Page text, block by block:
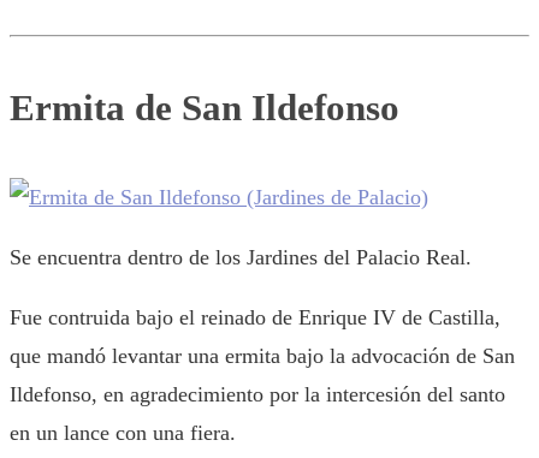
Ermita de San Ildefonso
Se encuentra dentro de los Jardines del Palacio Real.
Fue contruida bajo el reinado de Enrique IV de Castilla,
que mandó levantar una ermita bajo la advocación de San
Ildefonso, en agradecimiento por la intercesión del santo
en un lance con una fiera.